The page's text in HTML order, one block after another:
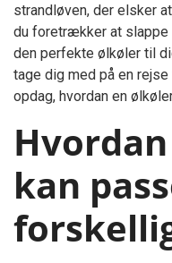
strandløven, der elsker
du foretrækker at slappe
den perfekte ølkøler til
tage dig med på en
opdag, hvordan en
kan